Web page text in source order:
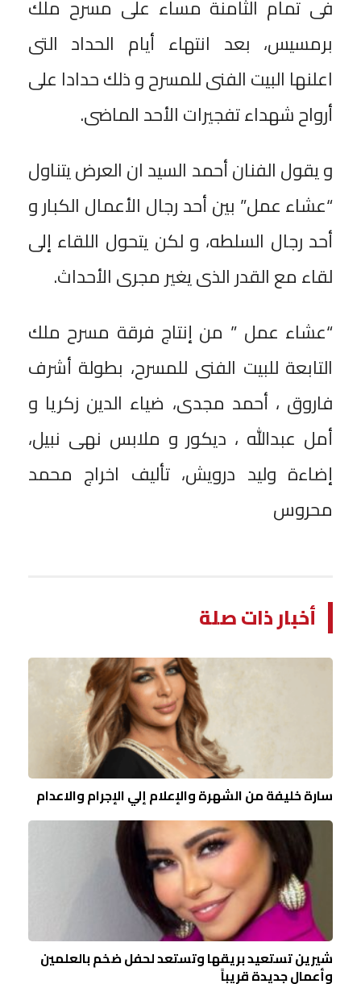
فى تمام الثامنة مساء على مسرح ملك
برمسيس، بعد انتهاء أيام الحداد التى
اعلنها البيت الفنى للمسرح و ذلك حدادا على
أرواح شهداء تفجيرات الأحد الماضى.
و يقول الفنان أحمد السيد ان العرض يتناول
“عشاء عمل” بين أحد رجال الأعمال الكبار و
أحد رجال السلطه، و لكن يتحول اللقاء إلى
لقاء مع القدر الذى يغير مجرى الأحداث.
“عشاء عمل ” من إنتاج فرقة مسرح ملك
التابعة للبيت الفنى للمسرح، بطولة أشرف
فاروق ، أحمد مجدى، ضياء الدين زكريا و
أمل عبدالله ، ديكور و ملابس نهى نبيل،
إضاءة وليد درويش، تأليف اخراج محمد
محروس
أخبار ذات صلة
سارة خليفة من الشهرة والإعلام إلي الإجرام والاعدام
شيرين تستعيد بريقها وتستعد لحفل ضخم بالعلمين
وأعمال جديدة قريباً